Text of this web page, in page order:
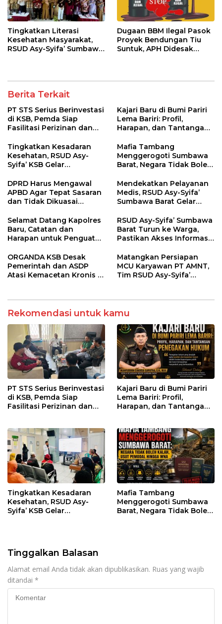
Tingkatkan Literasi
Kesehatan Masyarakat,
RSUD Asy-Syifa’ Sumbawa
Dugaan BBM Ilegal Pasok
Proyek Bendungan Tiu
Suntuk, APH Didesak
Berita Terkait
PT STS Serius Berinvestasi
di KSB, Pemda Siap
Fasilitasi Perizinan dan
Regulasi
Kajari Baru di Bumi Pariri
Lema Bariri: Profil,
Harapan, dan Tantangan
Tingkatkan Kesadaran
Kesehatan, RSUD Asy-
Syifa’ KSB Gelar
Melitus pada Lansia
Mafia Tambang
Menggerogoti Sumbawa
Barat, Negara Tidak Boleh
hingga WNA
DPRD Harus Mengawal
APBD Agar Tepat Sasaran
dan Tidak Dikuasai
Tertentu
Mendekatkan Pelayanan
Medis, RSUD Asy-Syifa’
Sumbawa Barat Gelar
Kesehatan di Taliwang
Selamat Datang Kapolres
Baru, Catatan dan
Harapan untuk Penguatan
RSUD Asy-Syifa’ Sumbawa
Barat Turun ke Warga,
Pastikan Akses Informasi
ORGANDA KSB Desak
Pemerintah dan ASDP
Atasi Kemacetan Kronis di
Matangkan Persiapan
MCU Karyawan PT AMNT,
Tim RSUD Asy-Syifa’
Rekomendasi untuk kamu
PT STS Serius Berinvestasi
di KSB, Pemda Siap
Fasilitasi Perizinan dan
Kajari Baru di Bumi Pariri
Lema Bariri: Profil,
Harapan, dan Tantangan
Tingkatkan Kesadaran
Kesehatan, RSUD Asy-
Syifa’ KSB Gelar
Mafia Tambang
Menggerogoti Sumbawa
Barat, Negara Tidak Boleh
Tinggalkan Balasan
Alamat email Anda tidak akan dipublikasikan. Ruas yang wajib
ditandai *